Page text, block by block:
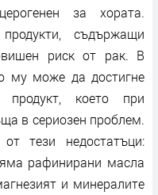
за хората.
съдържащи
риск от рак. В
му може да достигне
което при
в сериозен проблем.
тези недостатъци:
рафинирани масла
и минералите